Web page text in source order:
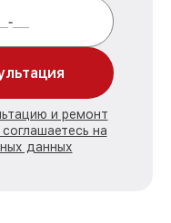
и ремонт
на
данных